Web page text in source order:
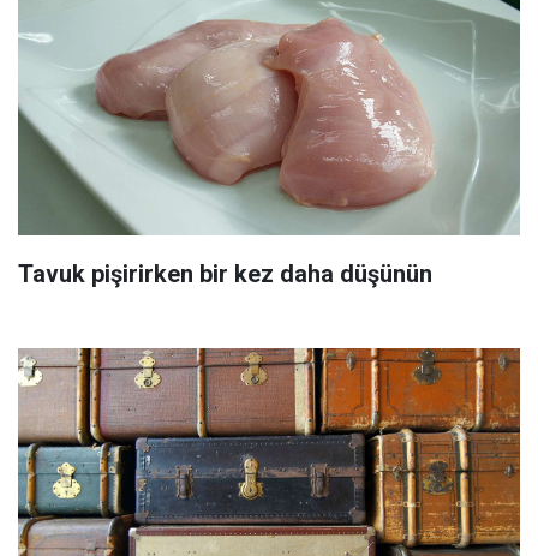
Tavuk pişirirken bir kez daha düşünün